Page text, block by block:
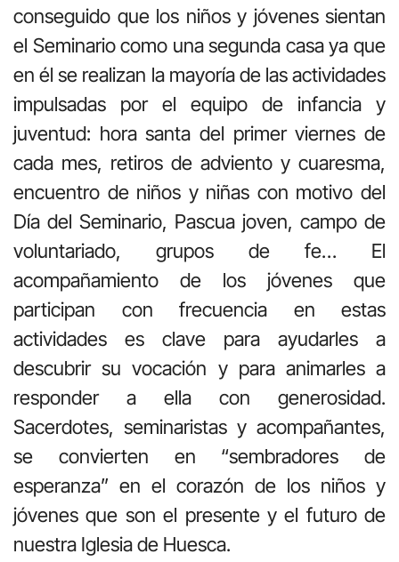
conseguido que los niños y jóvenes sientan
el Seminario como una segunda casa ya que
en él se realizan la mayoría de las actividades
impulsadas por el equipo de infancia y
juventud: hora santa del primer viernes de
cada mes, retiros de adviento y cuaresma,
encuentro de niños y niñas con motivo del
Día del Seminario, Pascua joven, campo de
voluntariado, grupos de fe… El
acompañamiento de los jóvenes que
participan con frecuencia en estas
actividades es clave para ayudarles a
descubrir su vocación y para animarles a
responder a ella con generosidad.
Sacerdotes, seminaristas y acompañantes,
se convierten en “sembradores de
esperanza” en el corazón de los niños y
jóvenes que son el presente y el futuro de
nuestra Iglesia de Huesca.